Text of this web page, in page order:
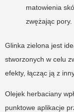
matowienia
zwężając pory.
Glinka zielona jest
stworzonych w celu
efekty, łącząc ją z
Olejek herbaciany
punktowe aplikacje